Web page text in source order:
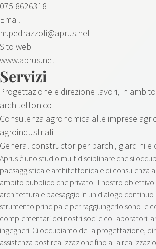
075 8626318
Email
m.pedrazzoli@aprus.net
Sito web
www.aprus.net
Servizi
Progettazione e direzione lavori, in
architettonico
Consulenza agronomica alle imprese
agroindustriali
General constructor per parchi, giardini e
Aprus è uno studio multidisciplinare che si
paesaggistica e architettonica e di consulenza
ambito pubblico che privato. Il nostro obiettivo
architettura e paesaggio in un dialogo
strumento principale per raggiungerlo sono le
complementari dei nostri soci e collaboratori:
ingegneri. Ci occupiamo della progettazione,
assistenza post realizzazione fino alla